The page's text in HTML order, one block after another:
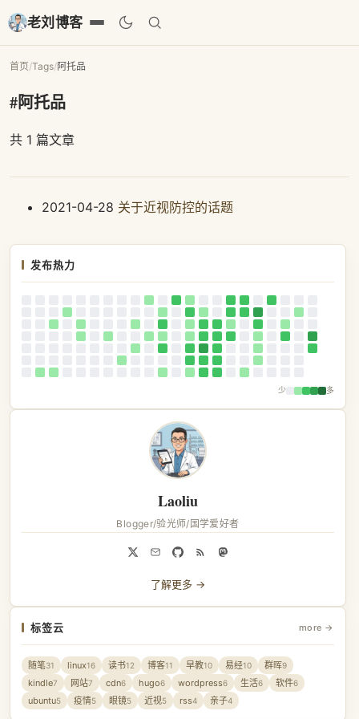
老刘博客
首页/Tags/阿托品
#阿托品
共 1 篇文章
2021-04-28 关于近视防控的话题
发布热力
少 多
Laoliu
Blogger/验光师/国学爱好者
了解更多 →
标签云 more →
随笔31 linux16 读书12 博客11 早教10 易经10 群晖9
kindle7 网站7 cdn6 hugo6 wordpress6 生活6 软件6
ubuntu5 疫情5 眼镜5 近视5 rss4 亲子4